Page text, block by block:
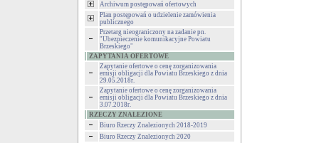
Archiwum postępowań ofertowych
Plan postępowań o udzielenie zamówienia
publicznego
Przetarg nieograniczony na zadanie pn.
"Ubezpieczenie komunikacyjne Powiatu
Brzeskiego"
ZAPYTANIA OFERTOWE
Zapytanie ofertowe o cenę zorganizowania
emisji obligacji dla Powiatu Brzeskiego z dnia
29.05.2018r.
Zapytanie ofertowe o cenę zorganizowania
emisji obligacji dla Powiatu Brzeskiego z dnia
3.07.2018r.
RZECZY ZNALEZIONE
Biuro Rzeczy Znalezionych 2018-2019
Biuro Rzeczy Znalezionych 2020